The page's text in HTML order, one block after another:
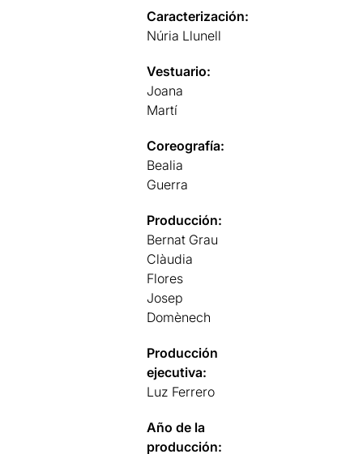
Caracterización:
Núria Llunell
Vestuario:
Joana
Martí
Coreografía:
Bealia
Guerra
Producción:
Bernat Grau
Clàudia
Flores
Josep
Domènech
Producción
ejecutiva:
Luz Ferrero
Año de la
producción: